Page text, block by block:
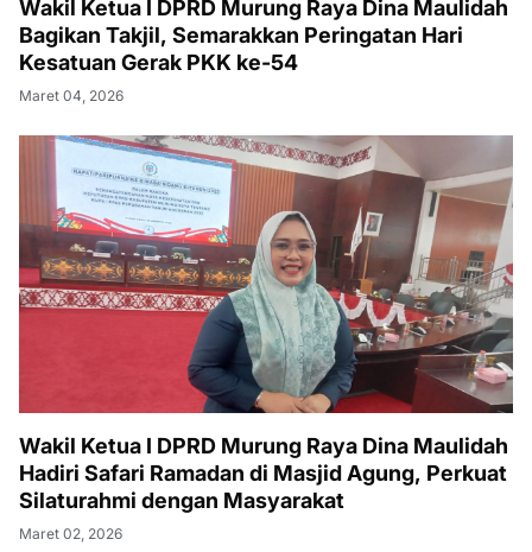
Wakil Ketua I DPRD Murung Raya Dina Maulidah
Bagikan Takjil, Semarakkan Peringatan Hari
Kesatuan Gerak PKK ke-54
Maret 04, 2026
Wakil Ketua I DPRD Murung Raya Dina Maulidah
Hadiri Safari Ramadan di Masjid Agung, Perkuat
Silaturahmi dengan Masyarakat
Maret 02, 2026